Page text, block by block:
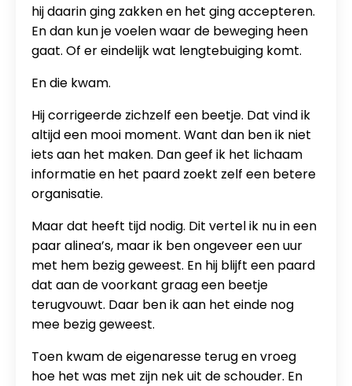
hij daarin ging zakken en het ging accepteren.
En dan kun je voelen waar de beweging heen
gaat. Of er eindelijk wat lengtebuiging komt.
En die kwam.
Hij corrigeerde zichzelf een beetje. Dat vind ik
altijd een mooi moment. Want dan ben ik niet
iets aan het maken. Dan geef ik het lichaam
informatie en het paard zoekt zelf een betere
organisatie.
Maar dat heeft tijd nodig. Dit vertel ik nu in een
paar alinea’s, maar ik ben ongeveer een uur
met hem bezig geweest. En hij blijft een paard
dat aan de voorkant graag een beetje
terugvouwt. Daar ben ik aan het einde nog
mee bezig geweest.
Toen kwam de eigenaresse terug en vroeg
hoe het was met zijn nek uit de schouder. En